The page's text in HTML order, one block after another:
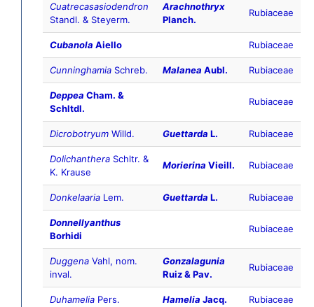
Cuatrecasasiodendron
Standl. & Steyerm.
Arachnothryx
Planch.
Rubiaceae
Cubanola Aiello Rubiaceae
Cunninghamia Schreb. Malanea Aubl. Rubiaceae
Deppea Cham. &
Schltdl.
Rubiaceae
Dicrobotryum Willd. Guettarda L. Rubiaceae
Dolichanthera Schltr. &
K. Krause
Morierina Vieill. Rubiaceae
Donkelaaria Lem. Guettarda L. Rubiaceae
Donnellyanthus
Borhidi
Rubiaceae
Duggena Vahl, nom.
inval.
Gonzalagunia
Ruiz & Pav.
Rubiaceae
Duhamelia Pers. Hamelia Jacq. Rubiaceae